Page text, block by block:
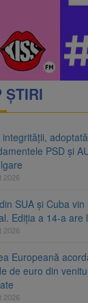
la promulgare
ȘTIRI
integrității,
PSD și
2026
SUA și Cuba
Ediția a 14-a
2026
Europeană
de euro din
2026